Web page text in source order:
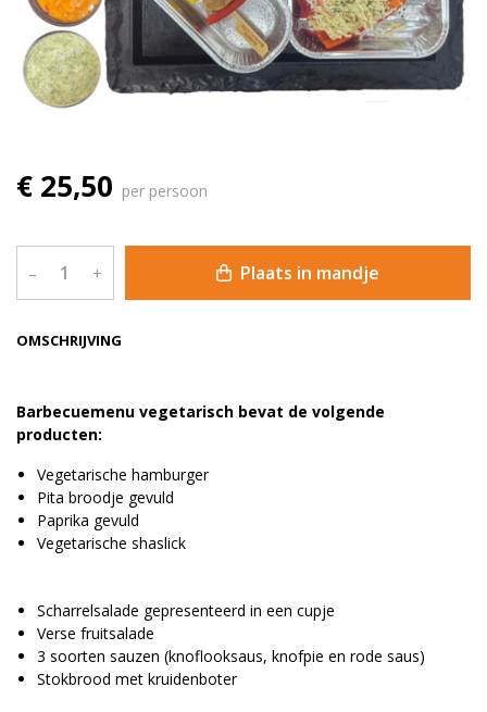
OMSCHRIJVING
Barbecuemenu vegetarisch bevat de volgende
producten:
Vegetarische hamburger
Pita broodje gevuld
Paprika gevuld
Vegetarische shaslick
Scharrelsalade gepresenteerd in een cupje
Verse fruitsalade
3 soorten sauzen (knoflooksaus, knofpie en rode saus)
Stokbrood met kruidenboter
€ 25,50 per persoon
– + Plaats in mandje